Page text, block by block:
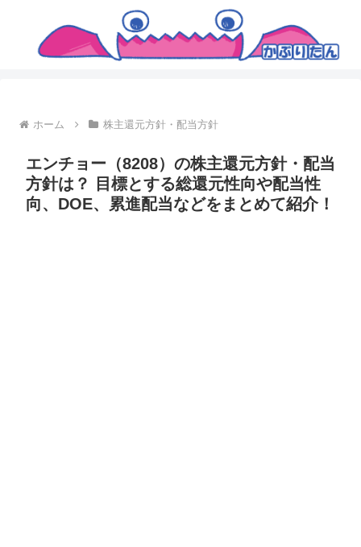
ホーム 株主還元方針・配当方針
エンチョー（8208）の株主還元方針・配当
方針は？ 目標とする総還元性向や配当性
向、DOE、累進配当などをまとめて紹介！